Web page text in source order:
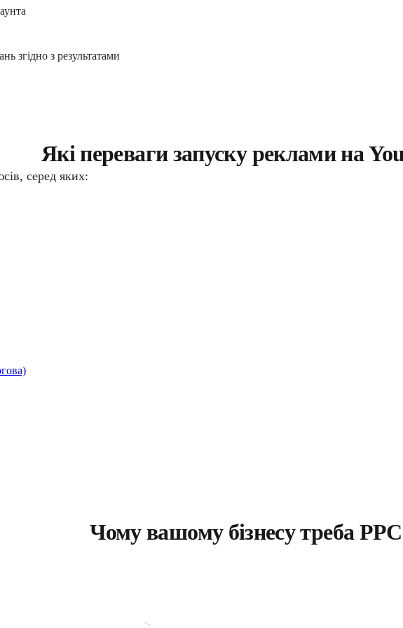
згідно з результатами
Які переваги запуску реклами на
серед яких:
Чому вашому бізнесу треба PPC